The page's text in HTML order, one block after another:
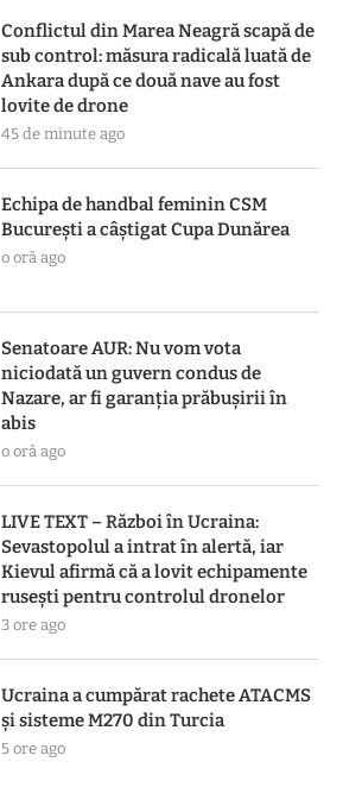
Conflictul din Marea Neagră scapă de
sub control: măsura radicală luată de
Ankara după ce două nave au fost
lovite de drone
45 de minute ago
Echipa de handbal feminin CSM
Bucureşti a câştigat Cupa Dunărea
o oră ago
Senatoare AUR: Nu vom vota
niciodată un guvern condus de
Nazare, ar fi garanția prăbușirii în
abis
o oră ago
LIVE TEXT – Război în Ucraina:
Sevastopolul a intrat în alertă, iar
Kievul afirmă că a lovit echipamente
rusești pentru controlul dronelor
3 ore ago
Ucraina a cumpărat rachete ATACMS
și sisteme M270 din Turcia
5 ore ago